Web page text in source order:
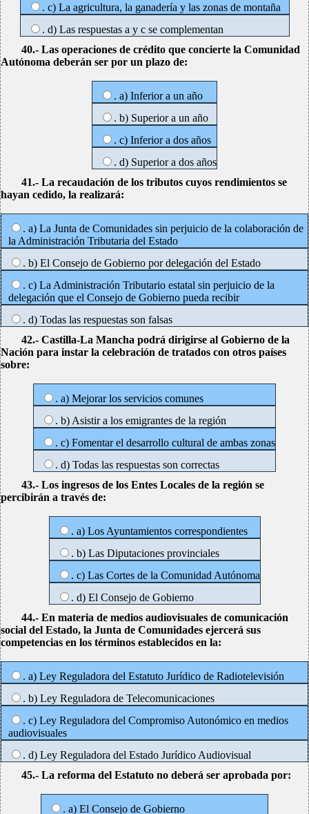
. c) La agricultura, la ganadería y las zonas de montaña
. d) Las respuestas a y c se complementan
40.- Las operaciones de crédito que concierte la Comunidad
Autónoma deberán ser por un plazo de:
. a) Inferior a un año
. b) Superior a un año
. c) Inferior a dos años
. d) Superior a dos años
41.- La recaudación de los tributos cuyos rendimientos se
hayan cedido, la realizará:
. a) La Junta de Comunidades sin perjuicio de la colaboración de
la Administración Tributaria del Estado
. b) El Consejo de Gobierno por delegación del Estado
. c) La Administración Tributario estatal sin perjuicio de la
delegación que el Consejo de Gobierno pueda recibir
. d) Todas las respuestas son falsas
42.- Castilla-La Mancha podrá dirigirse al Gobierno de la
Nación para instar la celebración de tratados con otros países
sobre:
. a) Mejorar los servicios comunes
. b) Asistir a los emigrantes de la región
. c) Fomentar el desarrollo cultural de ambas zonas
. d) Todas las respuestas son correctas
43.- Los ingresos de los Entes Locales de la región se
percibirán a través de:
. a) Los Ayuntamientos correspondientes
. b) Las Diputaciones provinciales
. c) Las Cortes de la Comunidad Autónoma
. d) El Consejo de Gobierno
44.- En materia de medios audiovisuales de comunicación
social del Estado, la Junta de Comunidades ejercerá sus
competencias en los términos establecidos en la:
. a) Ley Reguladora del Estatuto Jurídico de Radiotelevisión
. b) Ley Reguladora de Telecomunicaciones
. c) Ley Reguladora del Compromiso Autonómico en medios
audiovisuales
. d) Ley Reguladora del Estado Jurídico Audiovisual
45.- La reforma del Estatuto no deberá ser aprobada por:
. a) El Consejo de Gobierno